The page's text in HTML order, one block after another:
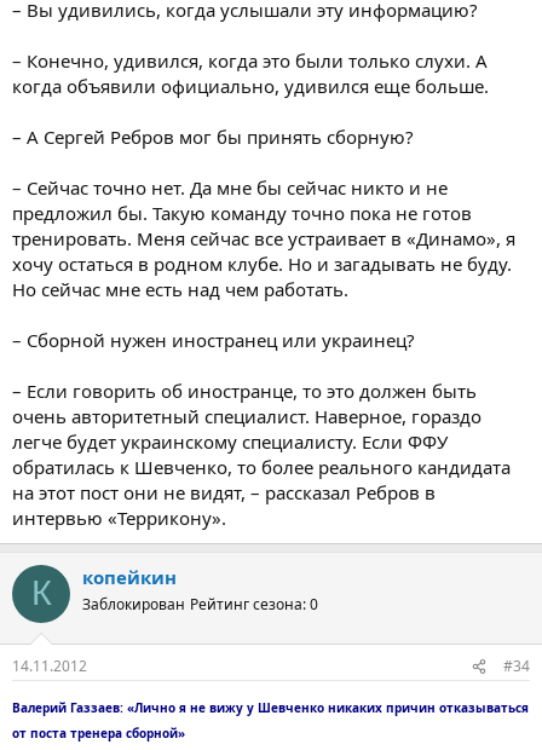
– Вы удивились, когда услышали эту информацию?
– Конечно, удивился, когда это были только слухи. А
когда объявили официально, удивился еще больше.
– А Сергей Ребров мог бы принять сборную?
– Сейчас точно нет. Да мне бы сейчас никто и не
предложил бы. Такую команду точно пока не готов
тренировать. Меня сейчас все устраивает в «Динамо», я
хочу остаться в родном клубе. Но и загадывать не буду.
Но сейчас мне есть над чем работать.
– Сборной нужен иностранец или украинец?
– Если говорить об иностранце, то это должен быть
очень авторитетный специалист. Наверное, гораздо
легче будет украинскому специалисту. Если ФФУ
обратилась к Шевченко, то более реального кандидата
на этот пост они не видят, – рассказал Ребров в
интервью «Террикону».
К копейкин
Заблокирован Рейтинг сезона: 0
14.11.2012 #34
Валерий Газзаев: «Лично я не вижу у Шевченко никаких причин отказываться
от поста тренера сборной»